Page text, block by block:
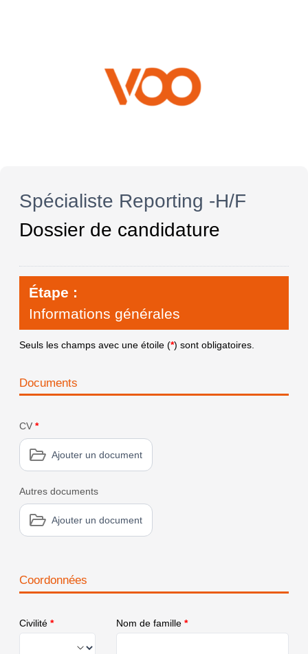
Spécialiste Reporting -H/F
Dossier de candidature
Étape :
Informations générales
Seuls les champs avec une étoile (*) sont obligatoires.
Documents
CV *
Ajouter un document
Autres documents
Ajouter un document
Coordonnées
Civilité * Nom de famille *